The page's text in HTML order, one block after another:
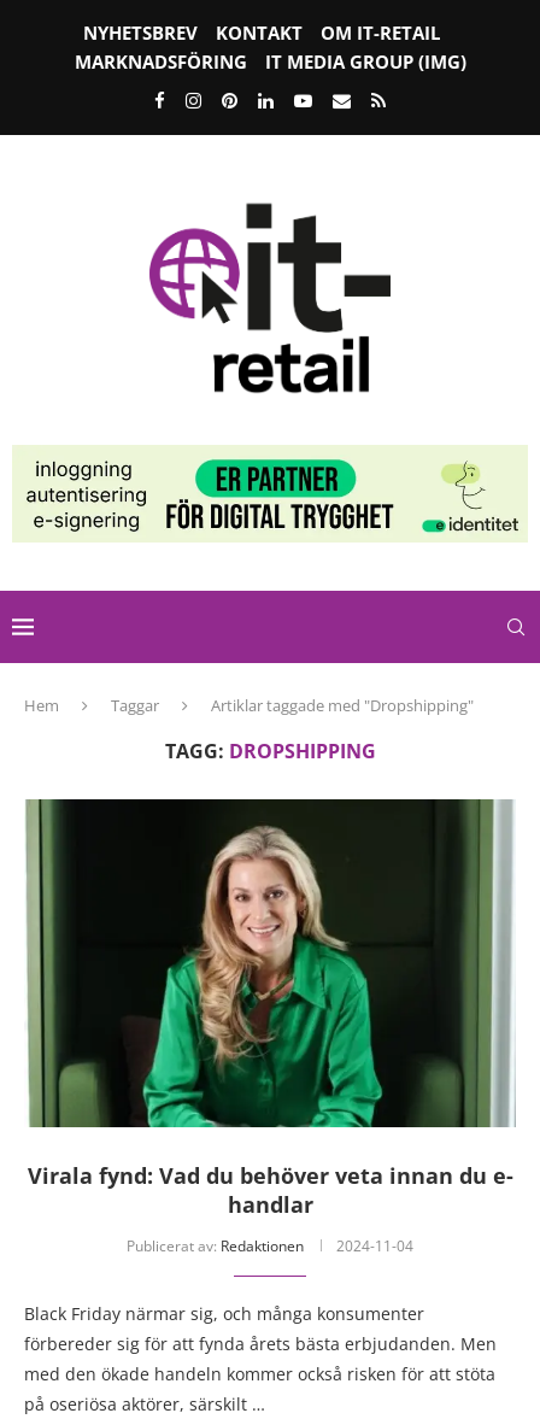
NYHETSBREV KONTAKT
OM IT-RETAIL
MARKNADSFÖRING
IT MEDIA GROUP (IMG)
Hem Taggar Artiklar taggade med "Dropshipping"
TAGG: DROPSHIPPING
Virala fynd: Vad du behöver veta innan du e-
handlar
Publicerat av: Redaktionen 2024-11-04
Black Friday närmar sig, och många konsumenter
förbereder sig för att fynda årets bästa erbjudanden. Men
med den ökade handeln kommer också risken för att stöta
på oseriösa aktörer, särskilt …